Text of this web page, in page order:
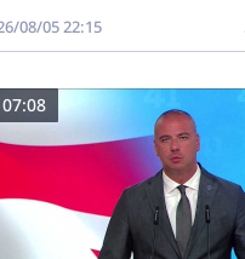
08/05 22:15
07:08